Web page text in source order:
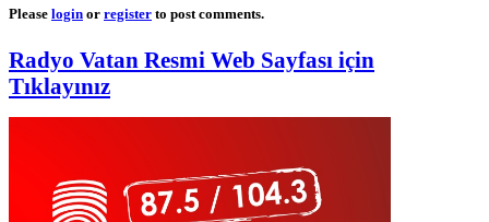
Please login or register to post comments.
Radyo Vatan Resmi Web Sayfası için
Tıklayınız